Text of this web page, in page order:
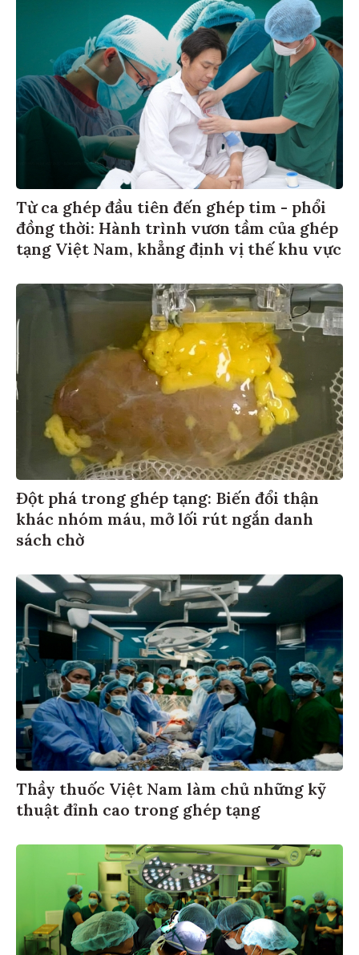
Từ ca ghép đầu tiên đến ghép tim - phổi
đồng thời: Hành trình vươn tầm của ghép
tạng Việt Nam, khẳng định vị thế khu vực
Đột phá trong ghép tạng: Biến đổi thận
khác nhóm máu, mở lối rút ngắn danh
sách chờ
Thầy thuốc Việt Nam làm chủ những kỹ
thuật đỉnh cao trong ghép tạng